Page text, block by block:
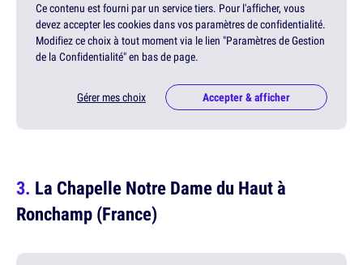
Ce contenu est fourni par un service tiers. Pour l'afficher, vous
devez accepter les cookies dans vos paramètres de confidentialité.
Modifiez ce choix à tout moment via le lien "Paramètres de Gestion
de la Confidentialité" en bas de page.
Gérer mes choix Accepter & afficher
La Chapelle Notre Dame du Haut à
Ronchamp (France)